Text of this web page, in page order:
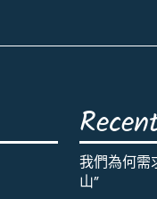
我們為何需
山”